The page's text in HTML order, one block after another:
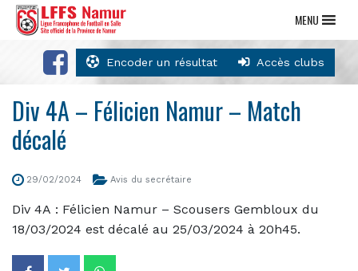
Encoder un résultat Accès clubs
MENU
Div 4A – Félicien Namur – Match
décalé
29/02/2024 Avis du secrétaire
Div 4A : Félicien Namur – Scousers Gembloux du
18/03/2024 est décalé au 25/03/2024 à 20h45.